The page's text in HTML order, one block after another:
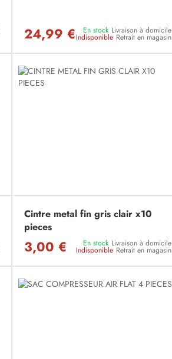
24,99 € En stock Livraison à domicile
Indisponible Retrait en magasin
Cintre metal fin gris clair x10
pieces
3,00 € En stock Livraison à domicile
Indisponible Retrait en magasin